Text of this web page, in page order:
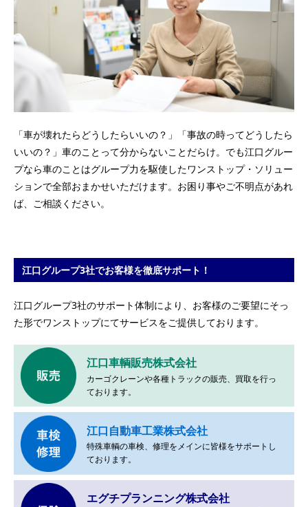
「車が壊れたらどうしたらいいの？」「事故の時ってどうしたら
いいの？」車のことって分からないことだらけ。 でも江口グルー
プなら車のことはグループ力を駆使したワンストップ・ソリュー
ションで全部おまかせいただけます。 お困り事やご不明点があれ
ば、ご相談ください。
江口グループ3社でお客様を徹底サポート！
江口グループ3社のサポート体制により、お客様のご要望にそっ
た形でワンストップにてサービスをご提供しております。
江口車輌販売株式会社
カーゴクレーンや各種トラックの販売、 買取を行っ
ております。
江口自動車工業株式会社
特殊車輌の車検、修理をメインに皆様をサポートし
ております。
エグチプランニング株式会社